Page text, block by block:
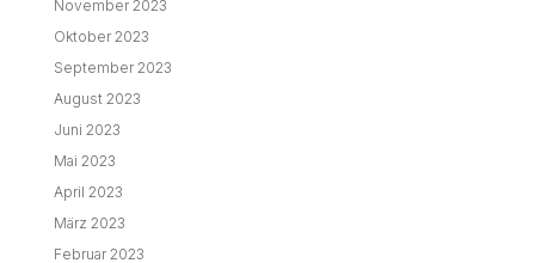
November 2023
Oktober 2023
September 2023
August 2023
Juni 2023
Mai 2023
April 2023
März 2023
Februar 2023